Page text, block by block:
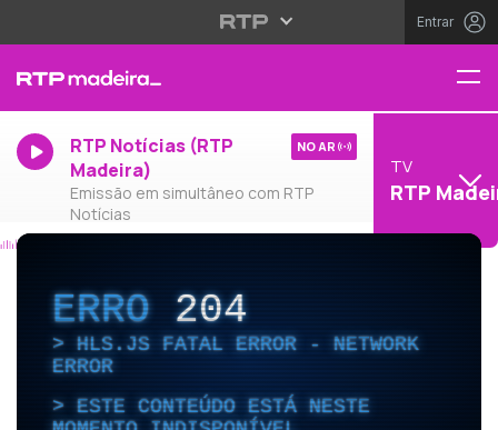
Entrar
RTP Notícias (RTP
Madeira)
Emissão em simultâneo com RTP
Notícias
NO AR
TV
RTP
ERRO204
HLS.JS FATAL ERROR - NETWORK
ERROR
ESTE CONTEÚDO ESTÁ NESTE